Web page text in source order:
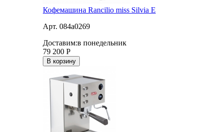
Кофемашина Rancilio miss Silvia E
Арт. 084a0269
Доставим:в понедельник
79 200 Р
В корзину